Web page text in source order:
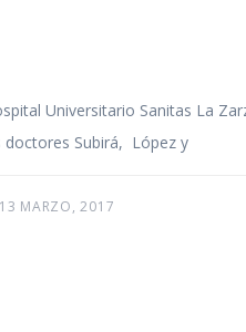
Universitario Sanitas La
Subirá, López y
13 MARZO, 2017